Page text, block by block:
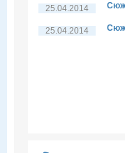
25.04.2014
25.04.2014